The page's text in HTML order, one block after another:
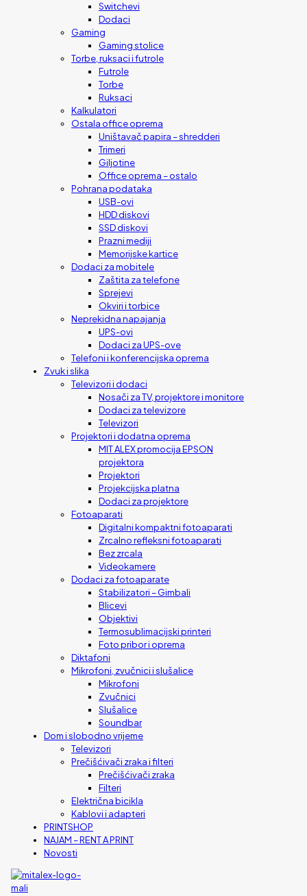
Switchevi
Dodaci
Gaming
Gaming stolice
Torbe, ruksaci i futrole
Futrole
Torbe
Ruksaci
Kalkulatori
Ostala office oprema
Uništavač papira – shredderi
Trimeri
Giljotine
Office oprema – ostalo
Pohrana podataka
USB-ovi
HDD diskovi
SSD diskovi
Prazni mediji
Memorijske kartice
Dodaci za mobitele
Zaštita za telefone
Sprejevi
Okviri i torbice
Neprekidna napajanja
UPS-ovi
Dodaci za UPS-ove
Telefoni i konferencijska oprema
Zvuk i slika
Televizori i dodaci
Nosači za TV, projektore i monitore
Dodaci za televizore
Televizori
Projektori i dodatna oprema
MIT ALEX promocija EPSON
projektora
Projektori
Projekcijska platna
Dodaci za projektore
Fotoaparati
Digitalni kompaktni fotoaparati
Zrcalno refleksni fotoaparati
Bez zrcala
Videokamere
Dodaci za fotoaparate
Stabilizatori – Gimbali
Blicevi
Objektivi
Termosublimacijski printeri
Foto pribor i oprema
Diktafoni
Mikrofoni, zvučnici i slušalice
Mikrofoni
Zvučnici
Slušalice
Soundbar
Dom i slobodno vrijeme
Televizori
Prečišćivači zraka i filteri
Prečišćivači zraka
Filteri
Električna bicikla
Kablovi i adapteri
PRINTSHOP
NAJAM – RENT A PRINT
Novosti